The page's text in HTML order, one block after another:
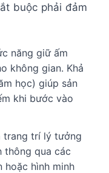
buộc phải đảm
năng giữ ấm
không gian. Khả
học) giúp sản
khi bước vào
trang trí lý tưởng
thông qua các
hình minh